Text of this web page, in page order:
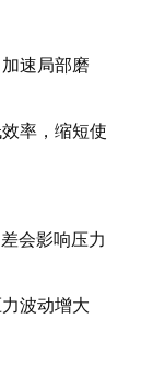
速局部磨
率，缩短使
会影响压力
波动增大